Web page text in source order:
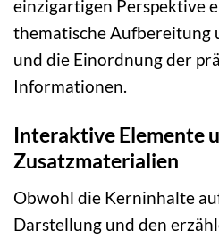
einzigartigen Perspektive
thematische Aufbereitung
und die Einordnung der
Informationen.
Interaktive Elemente
Zusatzmaterialien
Obwohl die Kerninhalte
Darstellung und den